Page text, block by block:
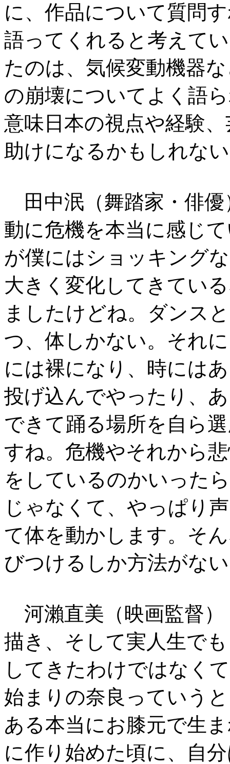
に、作品について質問
語ってくれると考えて
たのは、気候変動機器
の崩壊についてよく語
意味日本の視点や経験
助けになるかもしれな
田中泯（舞踏家・俳優
動に危機を本当に感じ
が僕にはショッキング
大きく変化してきてい
ましたけどね。ダンス
つ、体しかない。それ
には裸になり、時には
投げ込んでやったり、
できて踊る場所を自ら
すね。危機やそれから
をしているのかいった
じゃなくて、やっぱり
て体を動かします。そ
びつけるしか方法がな
河瀨直美（映画監督）
描き、そして実人生で
してきたわけではなく
始まりの奈良っていう
ある本当にお膝元で生
に作り始めた頃に、自